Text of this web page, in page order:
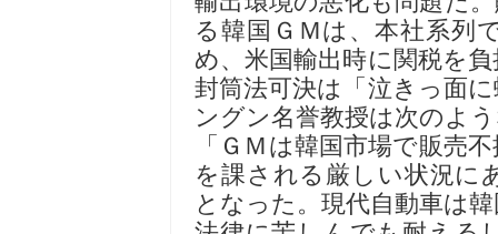
る韓国ＧＭは、本社系列
め、米国輸出時に関税を
封筒法可決は「泣きっ面
ングン名誉教授は次のよ
「ＧＭは韓国市場で販売
を課される厳しい状況に
となった。現代自動車は